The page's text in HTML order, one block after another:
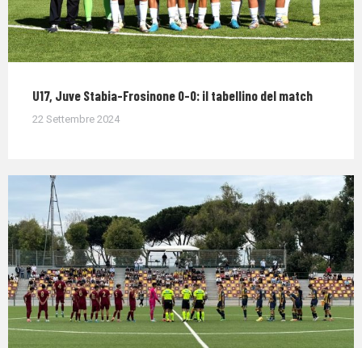
U17, Juve Stabia-Frosinone 0-0: il tabellino del match
22 Settembre 2024